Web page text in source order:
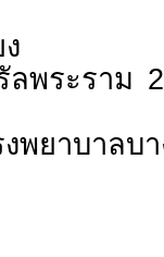
พระราม
พยาบาลบ